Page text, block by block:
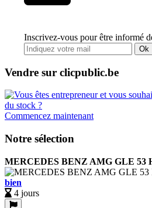
Inscrivez-vous pour être informé
Ok
Vendre sur clicpublic.be
Commencez maintenant
Notre sélection
MERCEDES BENZ AMG GLE 53
bien
4 jours